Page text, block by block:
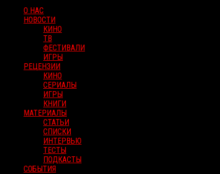
О НАС
НОВОСТИ
КИНО
ТВ
ФЕСТИВАЛИ
ИГРЫ
РЕЦЕНЗИИ
КИНО
СЕРИАЛЫ
ИГРЫ
КНИГИ
МАТЕРИАЛЫ
СТАТЬИ
СПИСКИ
ИНТЕРВЬЮ
ТЕСТЫ
ПОДКАСТЫ
СОБЫТИЯ